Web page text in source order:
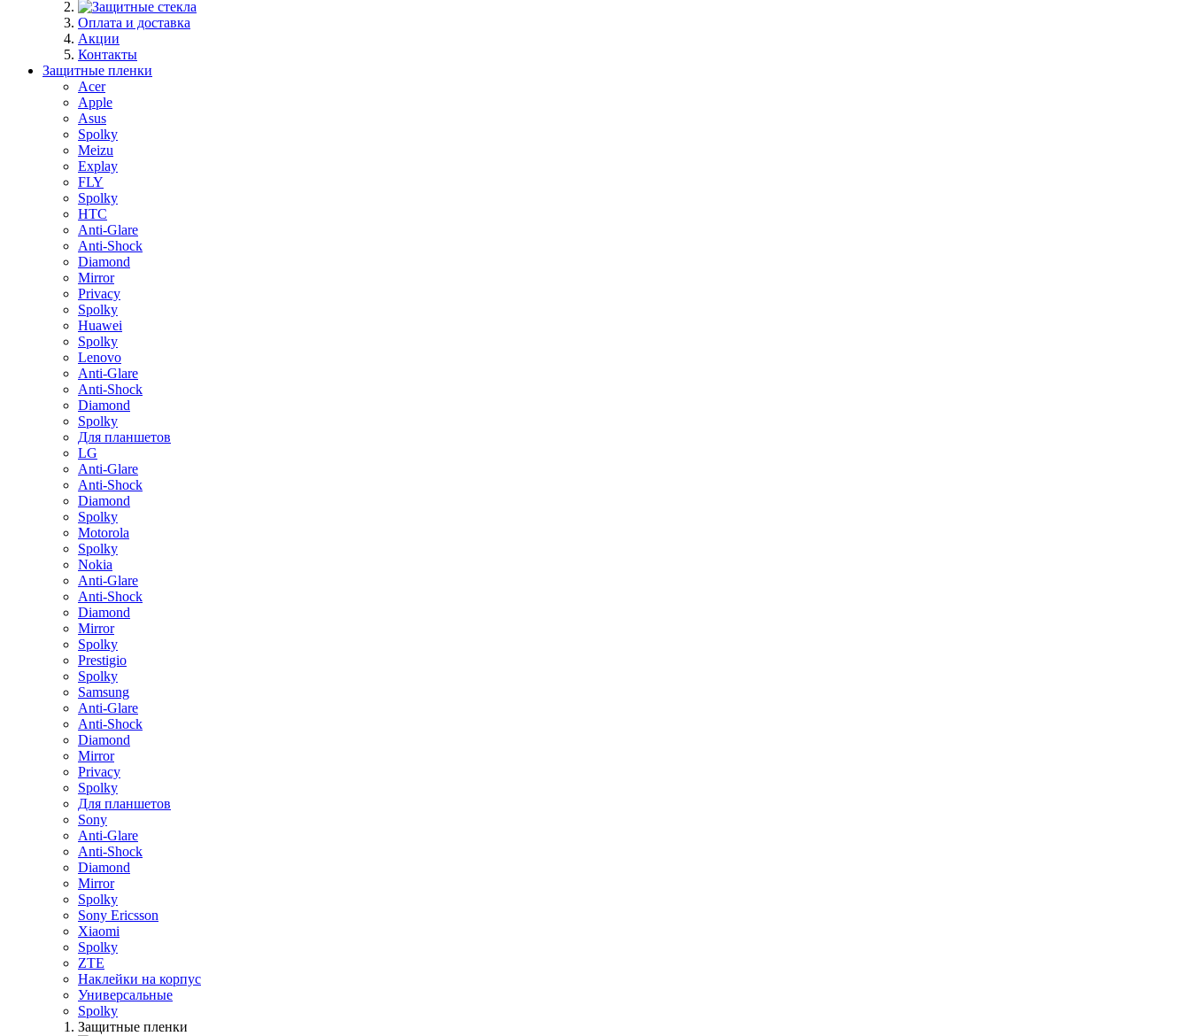
Оплата и доставка
Акции
Контакты
Защитные пленки
Acer
Apple
Asus
Spolky
Meizu
Explay
FLY
Spolky
HTC
Anti-Glare
Anti-Shock
Diamond
Mirror
Privacy
Spolky
Huawei
Spolky
Lenovo
Anti-Glare
Anti-Shock
Diamond
Spolky
Для планшетов
LG
Anti-Glare
Anti-Shock
Diamond
Spolky
Motorola
Spolky
Nokia
Anti-Glare
Anti-Shock
Diamond
Mirror
Spolky
Prestigio
Spolky
Samsung
Anti-Glare
Anti-Shock
Diamond
Mirror
Privacy
Spolky
Для планшетов
Sony
Anti-Glare
Anti-Shock
Diamond
Mirror
Spolky
Sony Ericsson
Xiaomi
Spolky
ZTE
Наклейки на корпус
Универсальные
Spolky
Защитные пленки